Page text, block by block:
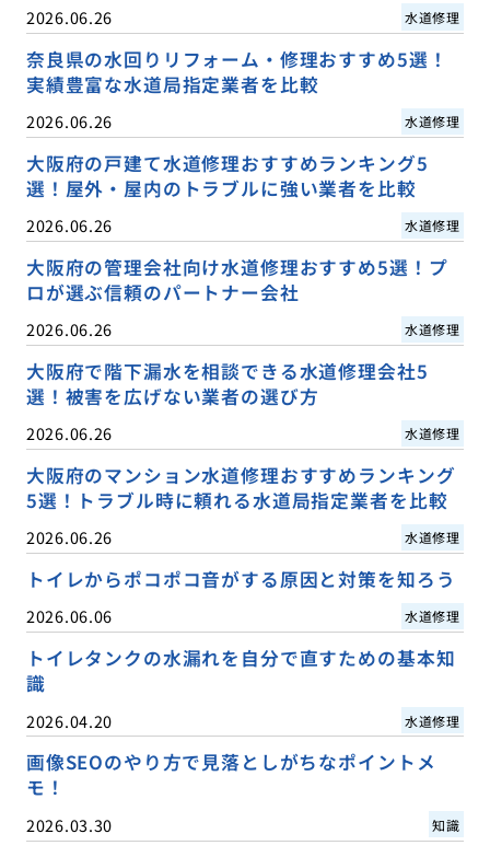
2026.06.26 水道修理
奈良県の水回りリフォーム・修理おすすめ5選！
実績豊富な水道局指定業者を比較
2026.06.26 水道修理
大阪府の戸建て水道修理おすすめランキング5
選！屋外・屋内のトラブルに強い業者を比較
2026.06.26 水道修理
大阪府の管理会社向け水道修理おすすめ5選！プ
ロが選ぶ信頼のパートナー会社
2026.06.26 水道修理
大阪府で階下漏水を相談できる水道修理会社5
選！被害を広げない業者の選び方
2026.06.26 水道修理
大阪府のマンション水道修理おすすめランキング
5選！トラブル時に頼れる水道局指定業者を比較
2026.06.26 水道修理
トイレからポコポコ音がする原因と対策を知ろう
2026.06.06 水道修理
トイレタンクの水漏れを自分で直すための基本知
識
2026.04.20 水道修理
画像SEOのやり方で見落としがちなポイントメ
モ！
2026.03.30 知識